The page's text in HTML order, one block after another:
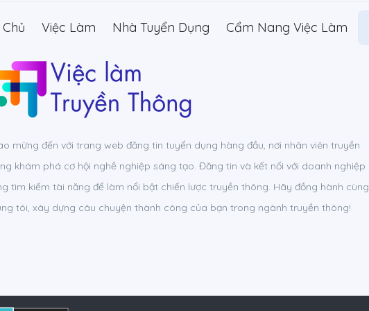
Việc Làm Nhà Tuyển Dụng Cẩm Nang Việc Làm
mừng đến với trang web đăng tin tuyển dụng hàng đầu, nơi nhân viên truyền
khám phá cơ hội nghề nghiệp sáng tạo. Đăng tin và kết nối với doanh nghiệp
tìm kiếm tài năng để làm nổi bật chiến lược truyền thông. Hãy đồng hành cùng
tôi, xây dựng câu chuyện thành công của bạn trong ngành truyền thông!